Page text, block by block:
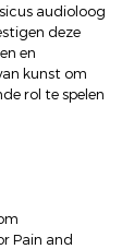
audioloog
deze
en
kunst om
rol te spelen
Pain and